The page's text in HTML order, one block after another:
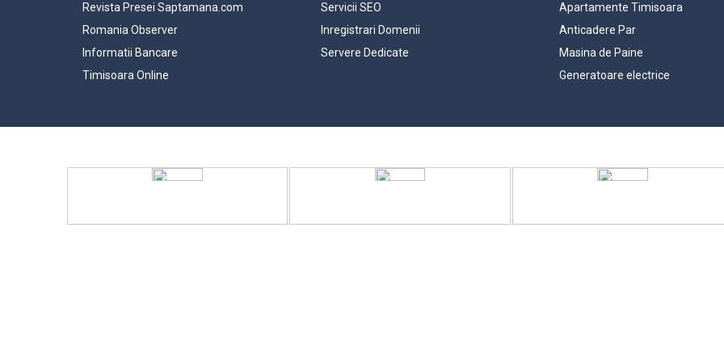
Revista Presei Saptamana.com
Romania Observer
Informatii Bancare
Timisoara Online
Servicii SEO
Inregistrari Domenii
Servere Dedicate
Apartamente Timisoara
Anticadere Par
Masina de Paine
Generatoare electrice